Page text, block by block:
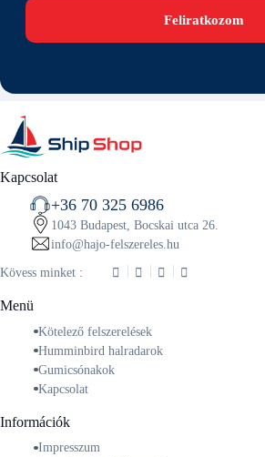
Feliratkozom
Kapcsolat
+36 70 325 6986
1043 Budapest, Bocskai utca 26.
info@hajo-felszereles.hu
Kövess minket :
Menü
Kötelező felszerelések
Humminbird halradarok
Gumicsónakok
Kapcsolat
Információk
Impresszum